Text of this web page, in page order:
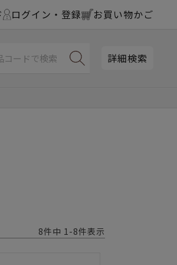
ログイン・登録 お買い物かご
詳細検索
8件中 1-8件表示